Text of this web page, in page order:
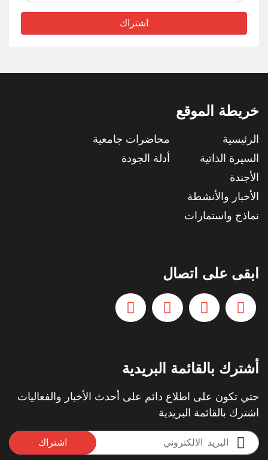
اشتراك
خريطة الموقع
الرئيسية
السيرة الذاتية
الأجندة
الأخبار والأنشطة
نماذج واستمارات
محاضرات جامعية
أدلة الجودة
ابقى على اتصال
أشترك بالقائمة البريدية
حتي تكون على اطلاع دائم على أحدث الأخبار والفعاليات
اشترك بالقائمة البريدية
اشتراك